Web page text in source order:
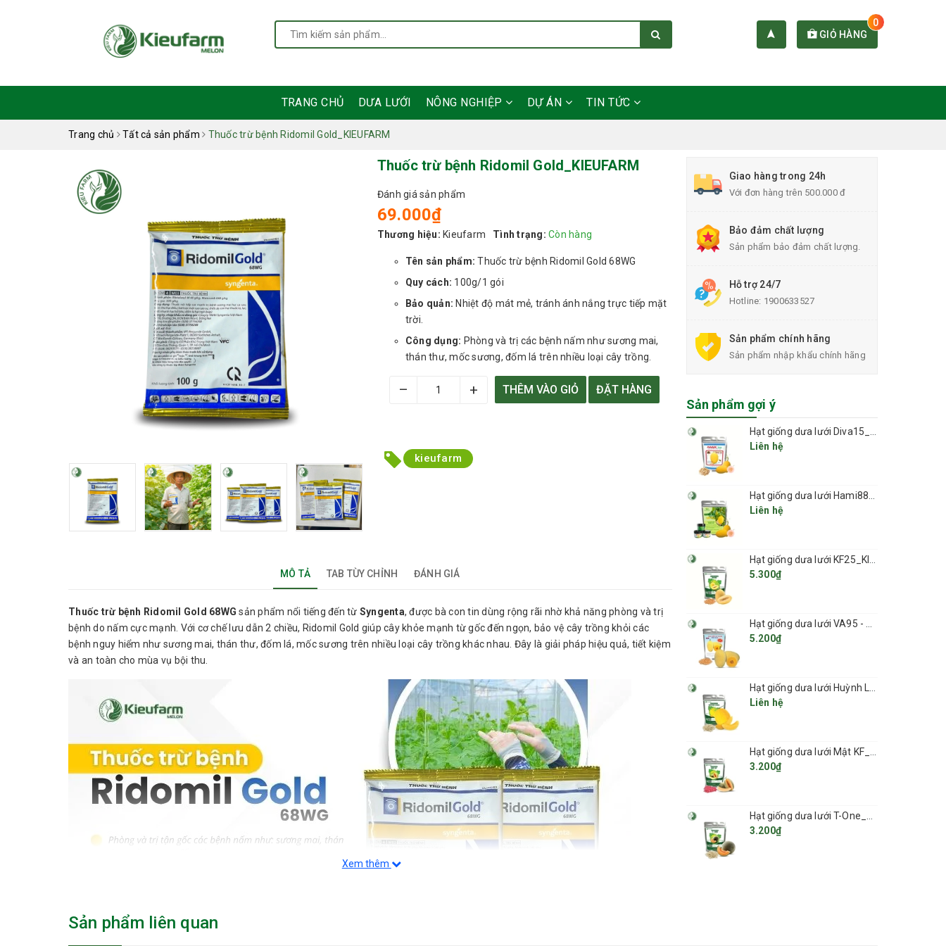
GIỎ HÀNG
0
TRANG CHỦ DƯA LƯỚI NÔNG NGHIỆP DỰ ÁN TIN TỨC
Trang chủ Tất cả sản phẩm Thuốc trừ bệnh Ridomil Gold_KIEUFARM
Thuốc trừ bệnh Ridomil Gold_KIEUFARM
Đánh giá sản phẩm
69.000₫
Thương hiệu: Kieufarm Tình trạng: Còn hàng
Tên sản phẩm: Thuốc trừ bệnh Ridomil Gold 68WG
Quy cách: 100g/1 gói
Bảo quản: Nhiệt độ mát mẻ, tránh ánh nắng trực tiếp mặt
trời.
Công dụng: Phòng và trị các bệnh nấm như sương mai,
thán thư, mốc sương, đốm lá trên nhiều loại cây trồng.
– + THÊM VÀO GIỎ ĐẶT HÀNG
kieufarm
MÔ TẢ TAB TÙY CHỈNH ĐÁNH GIÁ
Thuốc trừ bệnh Ridomil Gold 68WG sản phẩm nổi tiếng đến từ Syngenta, được bà con tin dùng rộng rãi nhờ khả năng phòng và trị
bệnh do nấm cực mạnh. Với cơ chế lưu dẫn 2 chiều, Ridomil Gold giúp cây khỏe mạnh từ gốc đến ngọn, bảo vệ cây trồng khỏi các
bệnh nguy hiểm như sương mai, thán thư, đốm lá, mốc sương trên nhiều loại cây trồng khác nhau. Đây là giải pháp hiệu quả, tiết kiệm
và an toàn cho mùa vụ bội thu.
Xem thêm
Giao hàng trong 24h
Với đơn hàng trên 500.000 đ
Bảo đảm chất lượng
Sản phẩm bảo đảm chất lượng.
Hỗ trợ 24/7
Hotline: 1900633527
Sản phẩm chính hãng
Sản phẩm nhập khẩu chính hãng
Sản phẩm gợi ý
Liên hệ
Liên hệ
5.300₫
5.200₫
Liên hệ
3.200₫
3.200₫
Sản phẩm liên quan